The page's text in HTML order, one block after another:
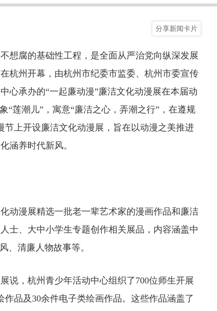
分享新闻卡片
腐的基础性工程，是全面从严治党向纵深发展
杭州开幕，由杭州市纪委市监委、杭州市委宣传
心承办的“一起廉动漫”廉洁文化动漫展在本届动
“莲潮儿”，寓意“廉洁之心，弄潮之行”，在遵规
上开设廉洁文化动漫展，旨在以动漫之美推进
涵养时代新风。
漫展精选一批老一辈艺术家的漫画作品和廉洁
士、大中小学生专题创作相关展品，内容涵盖中
、清廉人物故事等。
，杭州青少年活动中心组织了700位师生开展
品及30余件电子类绘画作品。这些作品涵盖了